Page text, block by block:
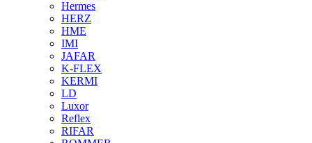
Hermes
HERZ
HME
IMI
JAFAR
K-FLEX
KERMI
LD
Luxor
Reflex
RIFAR